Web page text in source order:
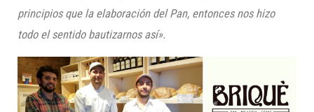
principios que la elaboración del Pan, entonces nos hizo
todo el sentido bautizarnos así».